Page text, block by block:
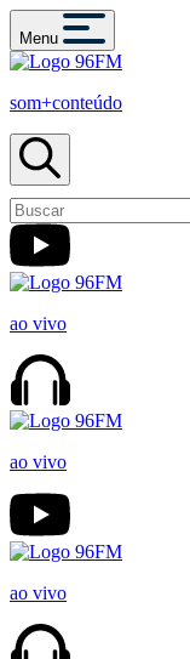
Menu
som+conteúdo
ao vivo
ao vivo
ao vivo